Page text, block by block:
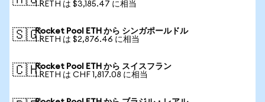
1 RETH は $3,185.47 に相当
🇸🇬Rocket Pool ETH から シンガポールドル
1 RETH は $2,876.46 に相当
🇨🇭Rocket Pool ETH から スイスフラン
1 RETH は CHF 1,817.08 に相当